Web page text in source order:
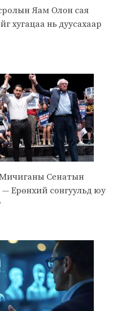
Яам Олон сая
хугацаа нь дуусахаар
Сенатын
— Ерөнхий сонгуульд юу